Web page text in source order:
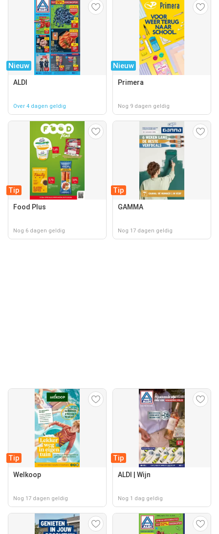
Nieuw
ALDI
Over 4 dagen geldig
Nieuw
Primera
Nog 9 dagen geldig
Tip
Food Plus
Nog 6 dagen geldig
Tip
GAMMA
Nog 17 dagen geldig
Tip
Welkoop
Nog 17 dagen geldig
Tip
ALDI | Wijn
Nog 1 dag geldig